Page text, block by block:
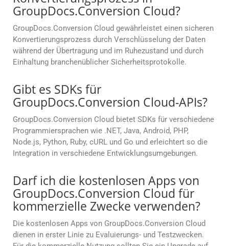
GroupDocs.Conversion Cloud?
GroupDocs.Conversion Cloud gewährleistet einen sicheren
Konvertierungsprozess durch Verschlüsselung der Daten
während der Übertragung und im Ruhezustand und durch
Einhaltung branchenüblicher Sicherheitsprotokolle.
Gibt es SDKs für
GroupDocs.Conversion Cloud-APIs?
GroupDocs.Conversion Cloud bietet SDKs für verschiedene
Programmiersprachen wie .NET, Java, Android, PHP,
Node.js, Python, Ruby, cURL und Go und erleichtert so die
Integration in verschiedene Entwicklungsumgebungen.
Darf ich die kostenlosen Apps von
GroupDocs.Conversion Cloud für
kommerzielle Zwecke verwenden?
Die kostenlosen Apps von GroupDocs.Conversion Cloud
dienen in erster Linie zu Evaluierungs- und Testzwecken.